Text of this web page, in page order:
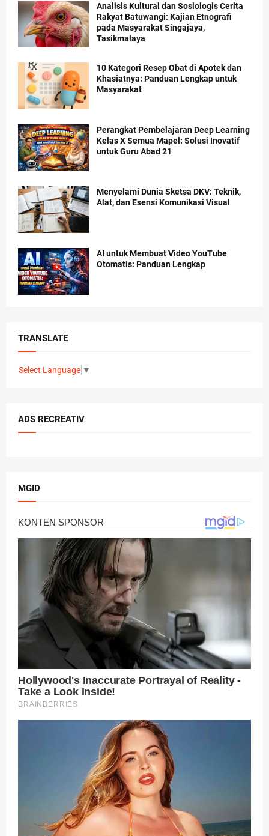
Analisis Kultural dan Sosiologis Cerita
Rakyat Batuwangi: Kajian Etnografi
pada Masyarakat Singajaya,
Tasikmalaya
10 Kategori Resep Obat di Apotek dan
Khasiatnya: Panduan Lengkap untuk
Masyarakat
Perangkat Pembelajaran Deep Learning
Kelas X Semua Mapel: Solusi Inovatif
untuk Guru Abad 21
Menyelami Dunia Sketsa DKV: Teknik,
Alat, dan Esensi Komunikasi Visual
AI untuk Membuat Video YouTube
Otomatis: Panduan Lengkap
TRANSLATE
Select Language ▼
ADS RECREATIV
MGID